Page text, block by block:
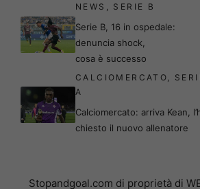
NEWS , SERIE B
Serie B, 16 in ospedale:
denuncia shock,
cosa è successo
CALCIOMERCATO,
A
Calciomercato: arriva Kean,
chiesto il nuovo allenatore
Stopandgoal.com di proprietà di